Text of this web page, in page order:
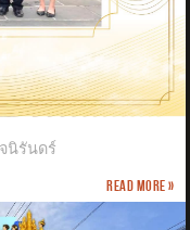
นิรันดร์
Read more »